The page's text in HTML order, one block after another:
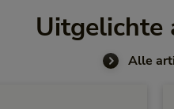
Uitgelichte
Alle